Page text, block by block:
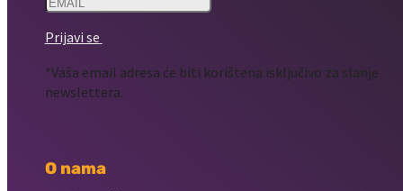
Prijavi se
*Vaša email adresa će biti korištena isključivo za slanje
newslettera.
O nama